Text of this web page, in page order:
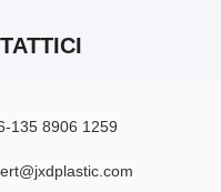
135 8906 1259